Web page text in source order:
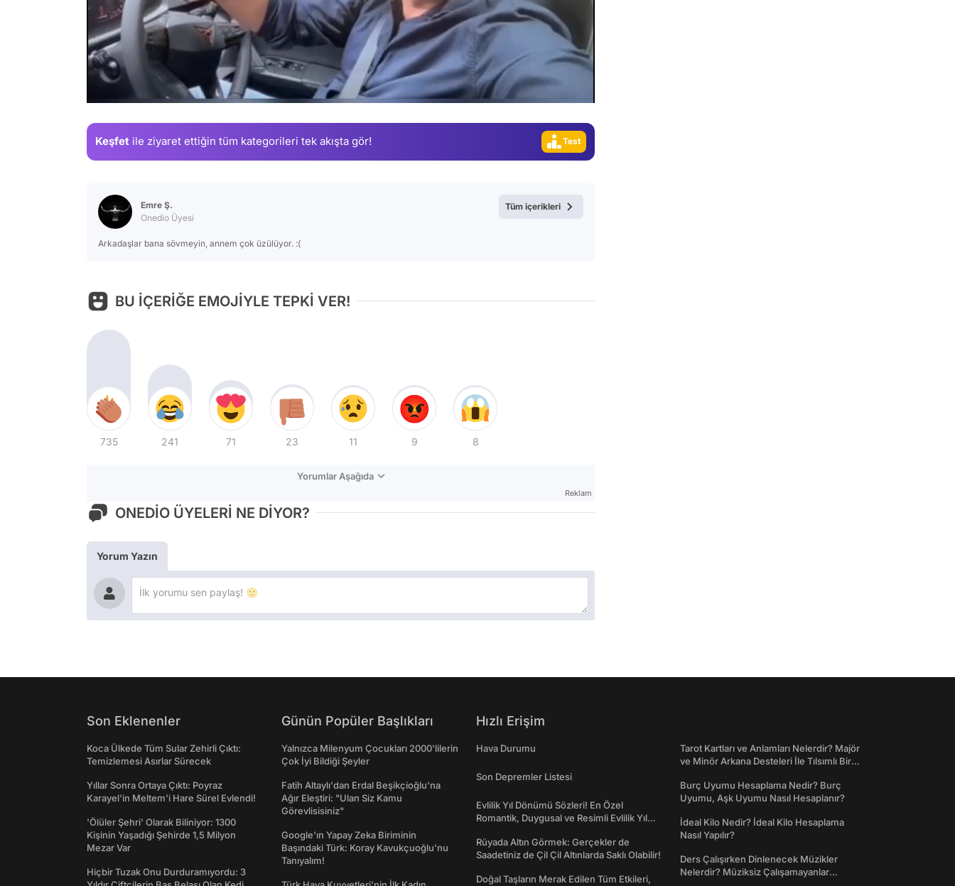
Keşfet ile ziyaret ettiğin tüm kategorileri tek akışta gör! Test
Gündem
Video
Emre Ş.
Onedio Üyesi
Arkadaşlar bana sövmeyin, annem çok üzülüyor. :(
Tüm içerikleri
BU İÇERİĞE EMOJİYLE TEPKİ VER!
735 241 71 23 11 9 8
Yorumlar Aşağıda
Reklam
ONEDİO ÜYELERİ NE DİYOR?
Yorum Yazın
Son Eklenenler
Koca Ülkede Tüm Sular Zehirli Çıktı:
Temizlemesi Asırlar Sürecek
Yıllar Sonra Ortaya Çıktı: Poyraz
Karayel'in Meltem'i Hare Sürel Evlendi!
'Ölüler Şehri' Olarak Biliniyor: 1300
Kişinin Yaşadığı Şehirde 1,5 Milyon
Mezar Var
Hiçbir Tuzak Onu Durduramıyordu: 3
Günün Popüler Başlıkları
Yalnızca Milenyum Çocukları 2000'lilerin
Çok İyi Bildiği Şeyler
Fatih Altaylı'dan Erdal Beşikçioğlu'na
Ağır Eleştiri: "Ulan Siz Kamu
Görevlisisiniz"
Google'ın Yapay Zeka Biriminin
Başındaki Türk: Koray Kavukçuoğlu'nu
Tanıyalım!
Hızlı Erişim
Hava Durumu
Son Depremler Listesi
Evlilik Yıl Dönümü Sözleri! En Özel
Romantik, Duygusal ve Resimli Evlilik Yıl
Rüyada Altın Görmek: Gerçekler de
Saadetiniz de Çil Çil Altınlarda Saklı Olabilir!
Doğal Taşların Merak Edilen Tüm Etkileri,
Tarot Kartları ve Anlamları Nelerdir? Majör
ve Minör Arkana Desteleri İle Tılsımlı Bir
Burç Uyumu Hesaplama Nedir? Burç
Uyumu, Aşk Uyumu Nasıl Hesaplanır?
İdeal Kilo Nedir? İdeal Kilo Hesaplama
Nasıl Yapılır?
Ders Çalışırken Dinlenecek Müzikler
Nelerdir? Müziksiz Çalışamayanlar